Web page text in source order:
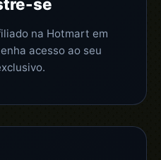
na Hotmart em
acesso ao seu